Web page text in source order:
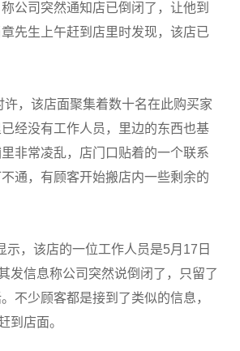
公司突然通知店已倒闭了，让他到
先生上午赶到店里时发现，该店已
许，该店面聚集着数十名在此购买家
经没有工作人员，里边的东西也基
非常凌乱，店门口贴着的一个联系
通，有顾客开始搬店内一些剩余的
示，该店的一位工作人员是5月17日
发信息称公司突然说倒闭了，只留了
不少顾客都是接到了类似的信息，
到店面。